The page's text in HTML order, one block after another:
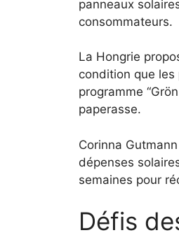
panneaux
consommateurs.
La Hongrie
condition que les
programme
paperasse.
Corinna
dépenses
semaines pour
Défis